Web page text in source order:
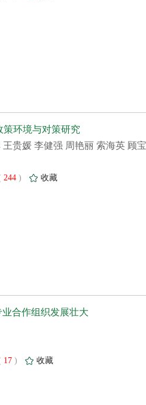
244 )
17 )